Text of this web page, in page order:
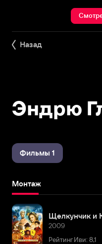
Назад
Эндрю
Фильмы 1
Монтаж
Щелкунчик и
2009
Рейтинг Иви: 8,1